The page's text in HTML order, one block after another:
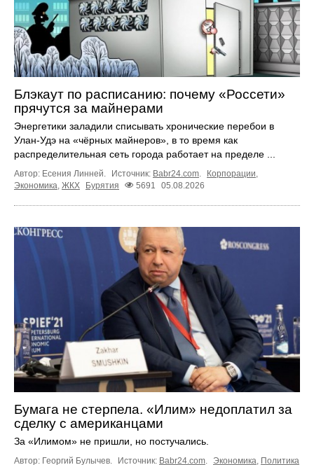
Блэкаут по расписанию: почему «Россети»
прячутся за майнерами
Энергетики заладили списывать хронические перебои в
Улан-Удэ на «чёрных майнеров», в то время как
распределительная сеть города работает на пределе ...
Автор: Есения Линней. Источник: Babr24.com Корпорации
Экономика ЖКХ Бурятия 5691 05.08.2026
Бумага не стерпела. «Илим» недоплатил за
сделку с американцами
За «Илимом» не пришли, но постучались.
Автор: Георгий Булычев. Источник: Babr24.com. Экономика, Политика